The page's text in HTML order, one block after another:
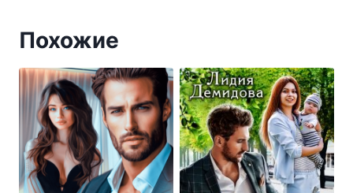
Похожие